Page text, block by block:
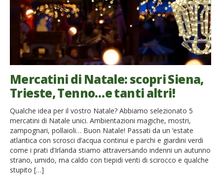
Mercatini di Natale: scopri Siena,
Trieste, Tenno…e tanti altri!
Qualche idea per il vostro Natale? Abbiamo selezionato 5
mercatini di Natale unici. Ambientazioni magiche, mostri,
zampognari, pollaioli… Buon Natale! Passati da un ‘estate
atlantica con scrosci d’acqua continui e parchi e giardini verdi
come i prati d’Irlanda stiamo attraversando indenni un autunno
strano, umido, ma caldo con tiepidi venti di scirocco e qualche
stupito […]